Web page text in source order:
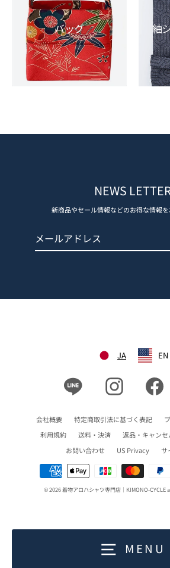
MENU
バッグ 紬
NEWS
新商品やセール情報などのお得な情報を
JA EN
Instagram
会社概要 特定商取引法に基づく表記
利用規約
送料・決済 返品・キャンセ
お問い合わせ
US Privacy サ
© 2026 着物アロハシャツ専門店｜KIMONO-CYCLE